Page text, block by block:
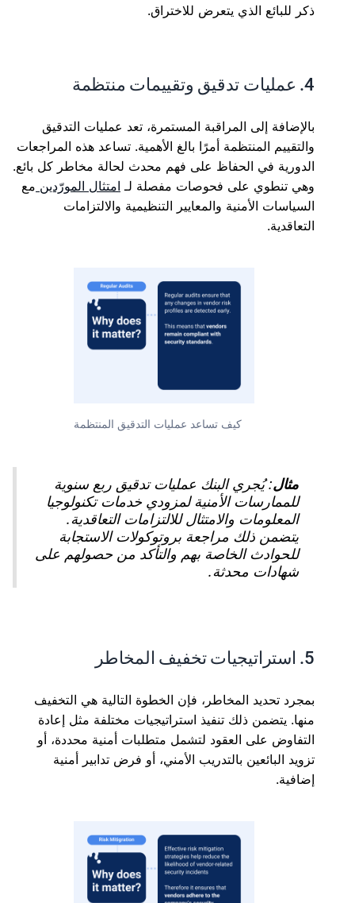
ذكر للبائع الذي يتعرض للاختراق.
4. عمليات تدقيق وتقييمات منتظمة
بالإضافة إلى المراقبة المستمرة، تعد عمليات التدقيق
والتقييم المنتظمة أمرًا بالغ الأهمية. تساعد هذه المراجعات
الدورية في الحفاظ على فهم محدث لحالة مخاطر كل بائع.
وهي تنطوي على فحوصات مفصلة لـ امتثال المورّدين مع
السياسات الأمنية والمعايير التنظيمية والالتزامات
التعاقدية.
كيف تساعد عمليات التدقيق المنتظمة
مثال: يُجري البنك عمليات تدقيق ربع سنوية
للممارسات الأمنية لمزودي خدمات تكنولوجيا
المعلومات والامتثال للالتزامات التعاقدية.
يتضمن ذلك مراجعة بروتوكولات الاستجابة
للحوادث الخاصة بهم والتأكد من حصولهم على
شهادات محدثة.
5. استراتيجيات تخفيف المخاطر
بمجرد تحديد المخاطر، فإن الخطوة التالية هي التخفيف
منها. يتضمن ذلك تنفيذ استراتيجيات مختلفة مثل إعادة
التفاوض على العقود لتشمل متطلبات أمنية محددة، أو
تزويد البائعين بالتدريب الأمني، أو فرض تدابير أمنية
إضافية.